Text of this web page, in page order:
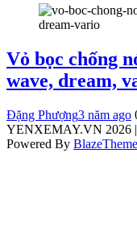
Vỏ bọc chống
wave, dream,
Đặng Phượng3 năm ago
YENXEMAY.VN 2026 |
Powered By